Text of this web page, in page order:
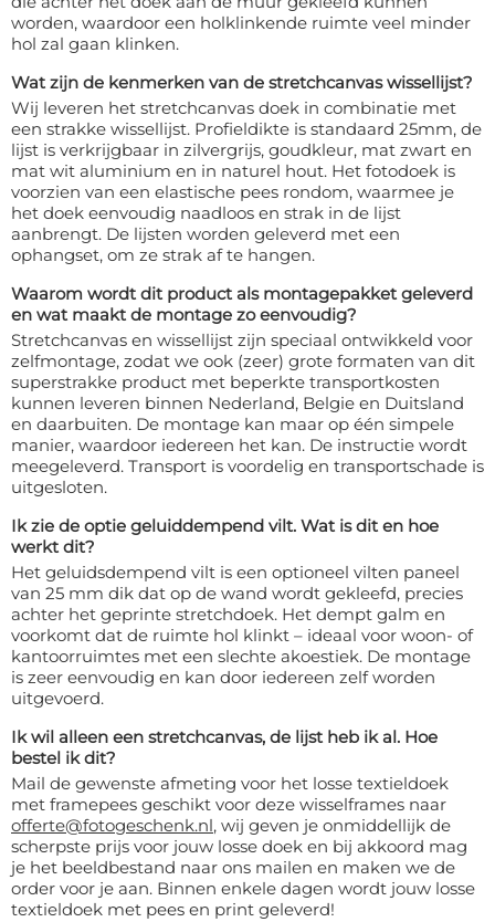
worden, waardoor een holklinkende ruimte veel minder
hol zal gaan klinken.
Wat zijn de kenmerken van de stretchcanvas wissellijst?
Wij leveren het stretchcanvas doek in combinatie met
een strakke wissellijst. Profieldikte is standaard 25mm, de
lijst is verkrijgbaar in zilvergrijs, goudkleur, mat zwart en
mat wit aluminium en in naturel hout. Het fotodoek is
voorzien van een elastische pees rondom, waarmee je
het doek eenvoudig naadloos en strak in de lijst
aanbrengt. De lijsten worden geleverd met een
ophangset, om ze strak af te hangen.
Waarom wordt dit product als montagepakket geleverd
en wat maakt de montage zo eenvoudig?
Stretchcanvas en wissellijst zijn speciaal ontwikkeld voor
zelfmontage, zodat we ook (zeer) grote formaten van dit
superstrakke product met beperkte transportkosten
kunnen leveren binnen Nederland, Belgie en Duitsland
en daarbuiten. De montage kan maar op één simpele
manier, waardoor iedereen het kan. De instructie wordt
meegeleverd. Transport is voordelig en transportschade is
uitgesloten.
Ik zie de optie geluiddempend vilt. Wat is dit en hoe
werkt dit?
Het geluidsdempend vilt is een optioneel vilten paneel
van 25 mm dik dat op de wand wordt gekleefd, precies
achter het geprinte stretchdoek. Het dempt galm en
voorkomt dat de ruimte hol klinkt – ideaal voor woon- of
kantoorruimtes met een slechte akoestiek. De montage
is zeer eenvoudig en kan door iedereen zelf worden
uitgevoerd.
Ik wil alleen een stretchcanvas, de lijst heb ik al. Hoe
bestel ik dit?
Mail de gewenste afmeting voor het losse textieldoek
met framepees geschikt voor deze wisselframes naar
offerte@fotogeschenk.nl, wij geven je onmiddellijk de
scherpste prijs voor jouw losse doek en bij akkoord mag
je het beeldbestand naar ons mailen en maken we de
order voor je aan. Binnen enkele dagen wordt jouw losse
textieldoek met pees en print geleverd!